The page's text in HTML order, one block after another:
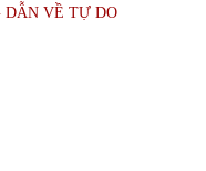
DẪN VỀ TỰ DO